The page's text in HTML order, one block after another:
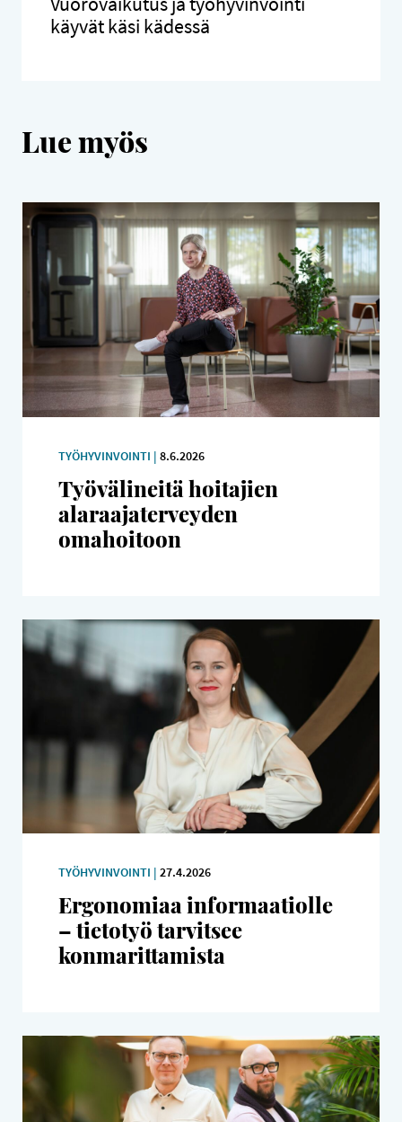
käyvät käsi kädessä
Lue myös
TYÖHYVINVOINTI | 8.6.2026
Työvälineitä hoitajien
alaraajaterveyden
omahoitoon
TYÖHYVINVOINTI | 27.4.2026
Ergonomiaa informaatiolle
– tietotyö tarvitsee
konmarittamista